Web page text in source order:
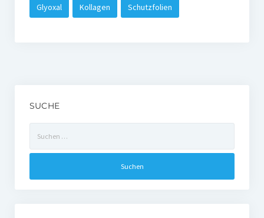
Glyoxal Kollagen Schutzfolien
SUCHE
nach: